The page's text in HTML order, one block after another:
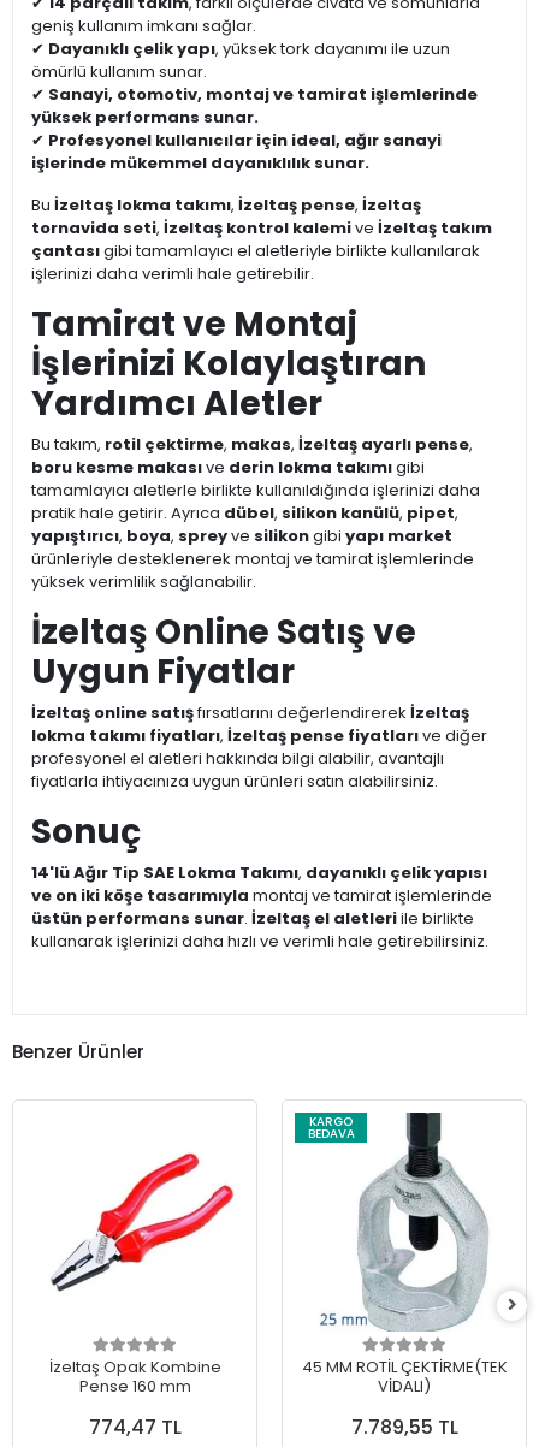
geniş kullanım imkanı sağlar.
✔ Dayanıklı çelik yapı, yüksek tork dayanımı ile uzun
ömürlü kullanım sunar.
✔ Sanayi, otomotiv, montaj ve tamirat işlemlerinde
yüksek performans sunar.
✔ Profesyonel kullanıcılar için ideal, ağır sanayi
işlerinde mükemmel dayanıklılık sunar.
Bu İzeltaş lokma takımı, İzeltaş pense, İzeltaş
tornavida seti, İzeltaş kontrol kalemive İzeltaş takım
çantasıgibi tamamlayıcı el aletleriyle birlikte kullanılarak
işlerinizi daha verimli hale getirebilir.
Tamirat ve Montaj
İşlerinizi Kolaylaştıran
Yardımcı Aletler
Bu takım, rotil çektirme, makas, İzeltaş ayarlı pense,
boru kesme makasıve derin lokma takımıgibi
tamamlayıcı aletlerle birlikte kullanıldığında işlerinizi daha
pratik hale getirir. Ayrıca dübel, silikon kanülü, pipet,
yapıştırıcı, boya, spreyve silikongibi yapı market
ürünleriyle desteklenerek montaj ve tamirat işlemlerinde
yüksek verimlilik sağlanabilir.
İzeltaş Online Satış ve
Uygun Fiyatlar
İzeltaş online satışfırsatlarını değerlendirerek İzeltaş
lokma takımı fiyatları, İzeltaş pense fiyatlarıve diğer
profesyonel el aletleri hakkında bilgi alabilir, avantajlı
fiyatlarla ihtiyacınıza uygun ürünleri satın alabilirsiniz.
Sonuç
14'lü Ağır Tip SAE Lokma Takımı, dayanıklı çelik yapısı
ve on iki köşe tasarımıyla montaj ve tamirat işlemlerinde
üstün performans sunar. İzeltaş el aletleriile birlikte
kullanarak işlerinizi daha hızlı ve verimli hale getirebilirsiniz.
Benzer Ürünler
İzeltaş Opak Kombine
Pense 160 mm
774,47 TL
KARGO
BEDAVA
45 MM ROTİL ÇEKTİRME(TEK
VİDALI)
7.789,55 TL